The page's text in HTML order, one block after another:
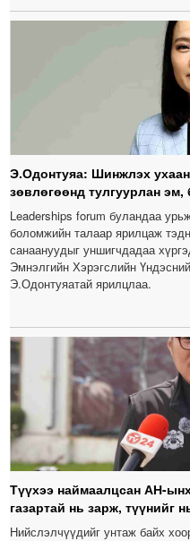
Э.Одонтуяа: Шинжлэх
зөвлөгөөнд тулгуурлан
Leaderships forum буландаа
боломжийн талаар ярилцаж
санаануудыг уншигчдадаа
Эмнэлгийн Хэрэгслийн
Э.Одонтуяатай ярилцлаа.
Түүхээ наймаалцсан АН-
газартай нь зарж, түүнийг
Нийслэлчүүдийг унтаж байх